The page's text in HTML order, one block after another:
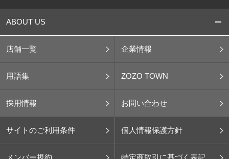
ABOUT US
店舗一覧 企業情報
用語集 ZOZO TOWN
採用情報 お問い合わせ
サイトのご利用条件 個人情報保護方針
メンバー規約 特定商取引に基づく表記